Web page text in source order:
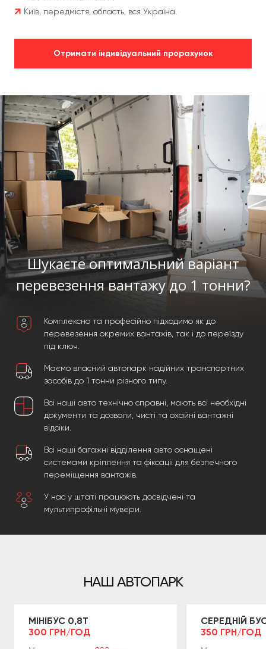
Київ, передмістя, область, вся Україна.
Отримати індивідуальний прорахунок
Шукаєте оптимальний варіант
перевезення вантажу до 1 тонни?
Комплексно та професійно підходимо як до
перевезення окремих вантажів, так і до переїзду
під ключ.
Маємо власний автопарк надійних транспортних
засобів до 1 тонни різного типу.
Всі наші авто технічно справні, мають всі необхідні
документи та дозволи, чисті та охайні вантажні
відсіки.
Всі наші багажні відділення авто оснащені
системами кріплення та фіксації для безпечного
переміщення вантажів.
У нас у штаті працюють досвідчені та
мультипрофільні мувери.
НАШ АВТОПАРК
МІНІБУС 0,8Т
300 ГРН/ГОД
СЕРЕДНІЙ
350 ГРН/ГОД